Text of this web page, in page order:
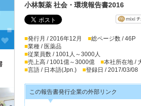
小林製薬 社会・環境報告書2016
■発行月 / 2016年12月 ■総ページ数 / 46P
■業種 / 医薬品
■従業員数 / 1001人～3000人
■売上高 / 1001億～3000億 ■本社所在地 /
■言語 / 日本語(Jpn.) ■登録日 / 2017/03/08
この報告書発行企業の外部リンク